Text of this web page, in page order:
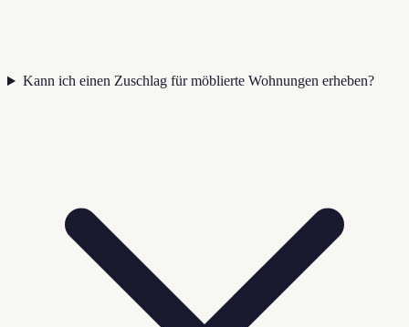
Kann ich einen Zuschlag für möblierte Wohnungen erheben?